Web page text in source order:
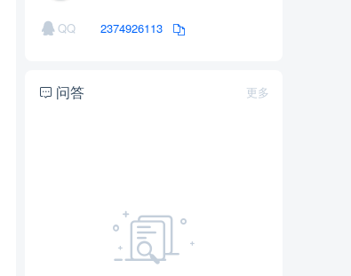
QQ 2374926113
更多
问答